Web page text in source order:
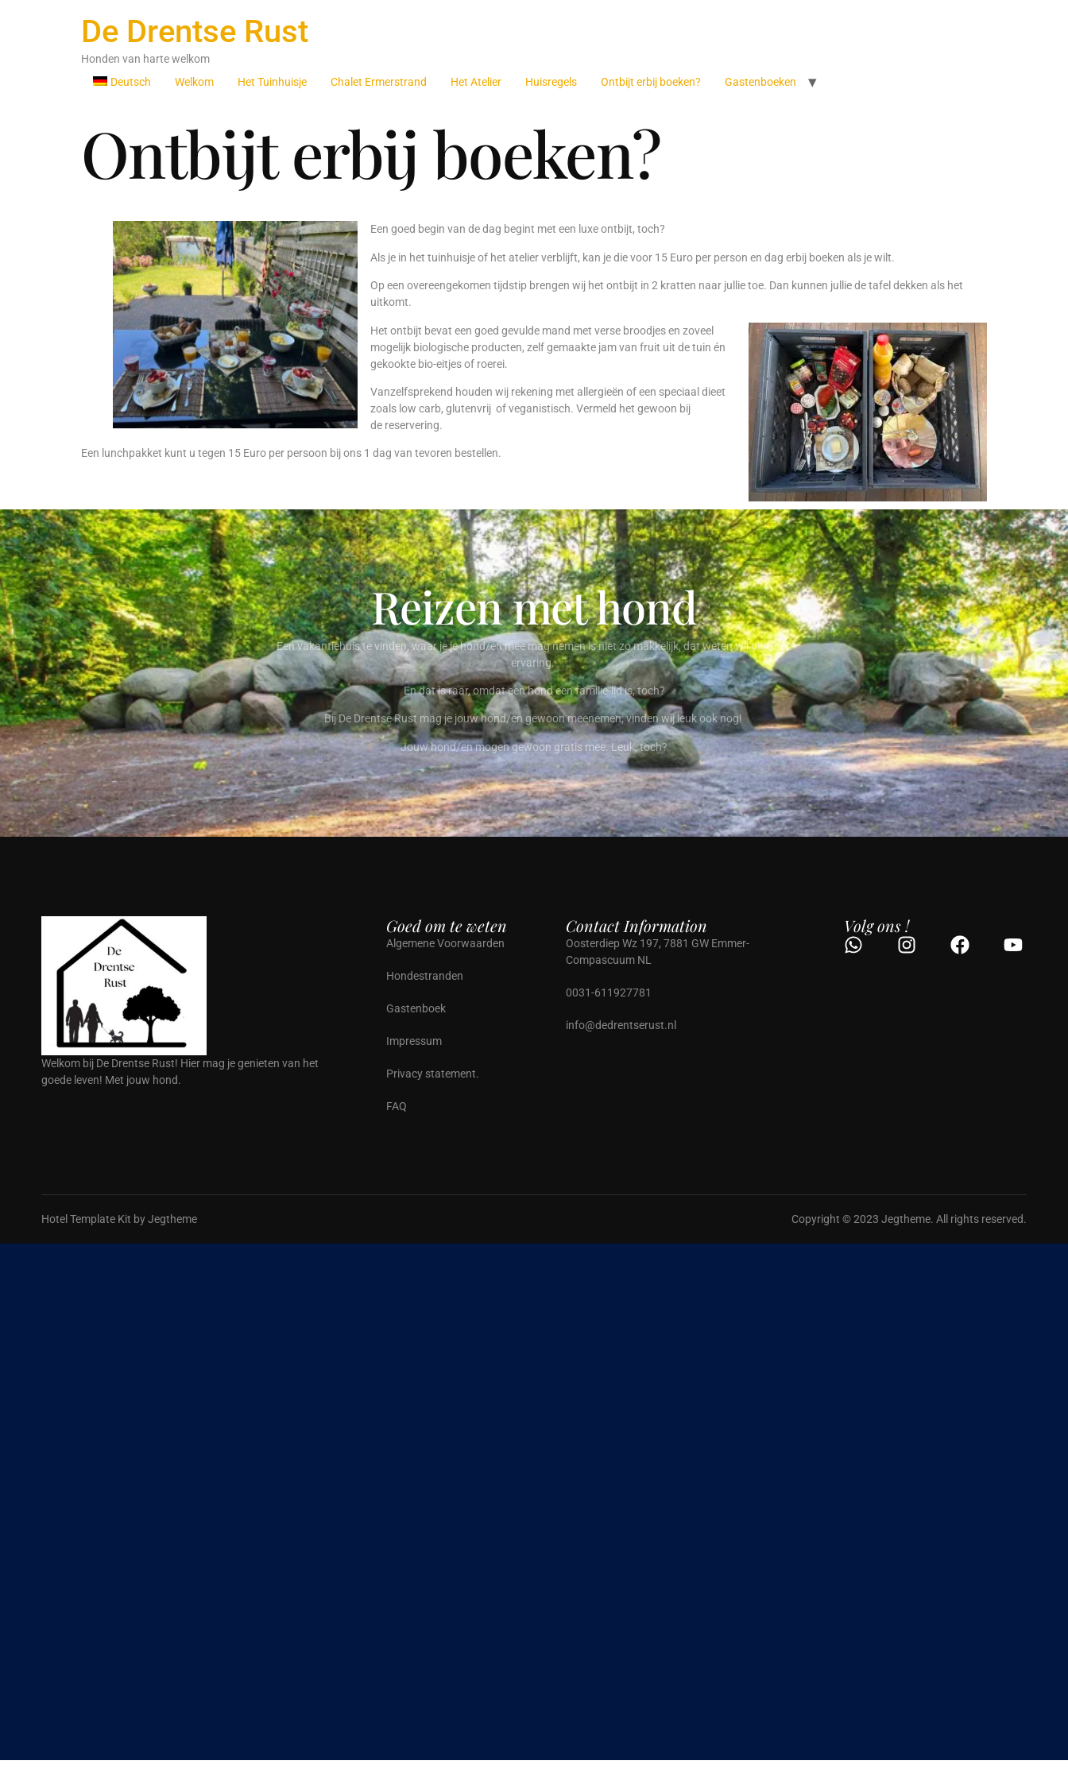
De Drentse Rust
Honden van harte welkom
Deutsch
Welkom Het Tuinhuisje Chalet Ermerstrand Het Atelier Huisregels Ontbijt erbij boeken? Gastenboeken
Ontbijt erbij boeken?
Een goed begin van de dag begint met een luxe ontbijt, toch?
Als je in het tuinhuisje of het atelier verblijft, kan je die voor 15 Euro per person en dag erbij boeken als je wilt.
Op een overeengekomen tijdstip brengen wij het ontbijt in 2 kratten naar jullie toe. Dan kunnen jullie de tafel dekken als het
uitkomt.
Het ontbijt bevat een goed gevulde mand met verse broodjes en zoveel
mogelijk biologische producten, zelf gemaakte jam van fruit uit de tuin én
gekookte bio-eitjes of roerei.
Vanzelfsprekend houden wij rekening met allergieën of een speciaal dieet
zoals low carb, glutenvrij of veganistisch. Vermeld het gewoon bij
de reservering.
Een lunchpakket kunt u tegen 15 Euro per persoon bij ons 1 dag van tevoren bestellen.
Reizen met hond
Een vakantiehuis te vinden, waar je je hond/en mee mag nemen is niet zo makkelijk, dat weten wij uit eigen
ervaring.
En dat is raar, omdat een hond een familie-lid is, toch?
Bij De Drentse Rust mag je jouw hond/en gewoon meenemen, vinden wij leuk ook nog!
Jouw hond/en mogen gewoon gratis mee. Leuk, toch?
Welkom bij De Drentse Rust! Hier mag je genieten van het
goede leven! Met jouw hond.
Goed om te weten
Algemene Voorwaarden
Hondestranden
Gastenboek
Impressum
Privacy statement.
FAQ
Contact Information
Oosterdiep Wz 197, 7881 GW Emmer-
Compascuum NL
0031-611927781
info@dedrentserust.nl
Volg ons !
Hotel Template Kit by Jegtheme Copyright © 2023 Jegtheme. All rights reserved.